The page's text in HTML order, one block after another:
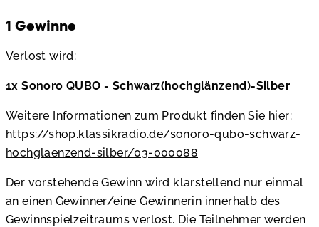
1 Gewinne
Verlost wird:
1x Sonoro QUBO - Schwarz(hochglänzend)-Silber
Weitere Informationen zum Produkt finden Sie hier:
https://shop.klassikradio.de/sonoro-qubo-schwarz-
hochglaenzend-silber/03-000088
Der vorstehende Gewinn wird klarstellend nur einmal
an einen Gewinner/eine Gewinnerin innerhalb des
Gewinnspielzeitraums verlost. Die Teilnehmer werden